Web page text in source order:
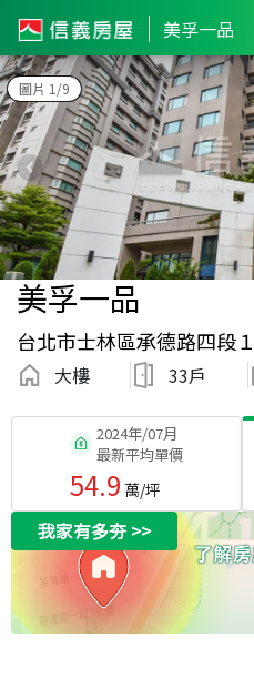
美孚一品
圖片 1/9
美孚一品
台北市士林區承德路四段
大樓 33戶
2024年/07月
最新平均單價
54.9 萬/坪
我家有多夯>>